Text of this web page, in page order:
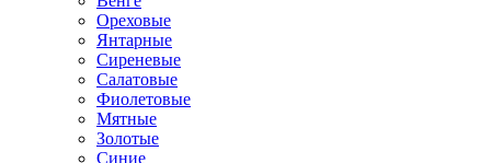
Ореховые
Янтарные
Сиреневые
Салатовые
Фиолетовые
Мятные
Золотые
Синие